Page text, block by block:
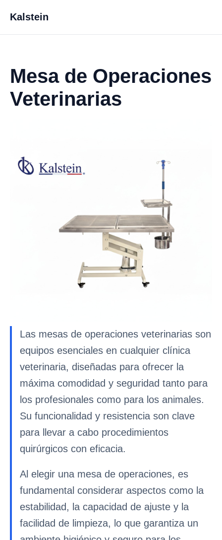
Kalstein
Mesa de Operaciones
Veterinarias
Las mesas de operaciones veterinarias son
equipos esenciales en cualquier clínica
veterinaria, diseñadas para ofrecer la
máxima comodidad y seguridad tanto para
los profesionales como para los animales.
Su funcionalidad y resistencia son clave
para llevar a cabo procedimientos
quirúrgicos con eficacia.
Al elegir una mesa de operaciones, es
fundamental considerar aspectos como la
estabilidad, la capacidad de ajuste y la
facilidad de limpieza, lo que garantiza un